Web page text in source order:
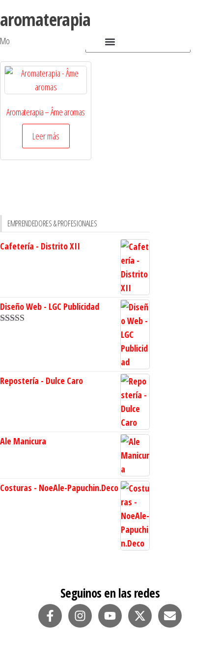
aromaterapia
Mostrando el único resultado
Aromaterapia – Âme aromas
Leer más
EMPRENDEDORES & PROFESIONALES
Cafetería - Distrito XII
Diseño Web - LGC Publicidad
Repostería - Dulce Caro
Ale Manicura
Costuras - NoeAle-Papuchin.Deco
Seguinos en las redes